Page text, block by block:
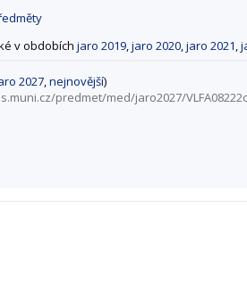
v obdobích jaro 2019,jaro 2020,jaro 2021,
2027,nejnovější)
predmet/med/jaro2027/VLFA08222c